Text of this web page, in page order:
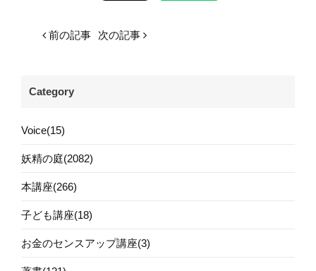
前の記事 次の記事
Category
Voice(15)
妖精の庭(2082)
本講座(266)
子ども講座(18)
お金のセンスアップ講座(3)